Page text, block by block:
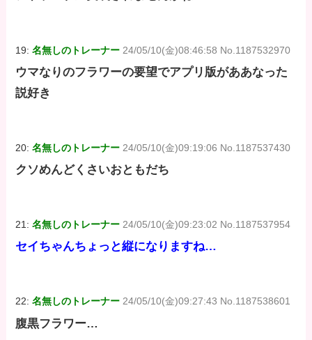
19:名無しのトレーナー 24/05/10(金)08:46:58 No.1187532970
ウマなりのフラワーの要望でアプリ版がああなった
説好き
20:名無しのトレーナー 24/05/10(金)09:19:06 No.1187537430
クソめんどくさいおともだち
21:名無しのトレーナー 24/05/10(金)09:23:02 No.1187537954
セイちゃんちょっと縦になりますね…
22:名無しのトレーナー 24/05/10(金)09:27:43 No.1187538601
腹黒フラワー…